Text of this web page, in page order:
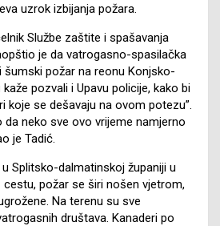
uzrok izbijanja požara.
Službe zaštite i spašavanja
je da vatrogasno-spasilačka
šumski požar na reonu Konjsko-
pozvali i Upavu policije, kako bi
koje se dešavaju na ovom potezu”.
da neko sve ovo vrijeme namjerno
je Tadić.
Splitsko-dalmatinskoj županiji u
cestu, požar se širi nošen vjetrom,
Na terenu su sve
društava. Kanaderi po